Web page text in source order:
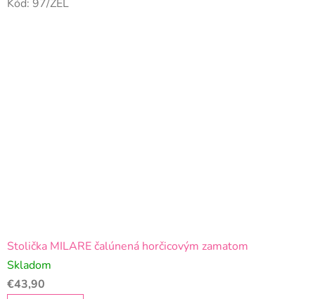
Kód: 97/ZEL
Stolička MILARE čalúnená horčicovým zamatom
Skladom
€43,90